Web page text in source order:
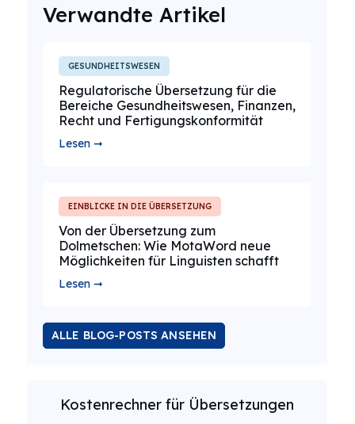
Verwandte Artikel
GESUNDHEITSWESEN
Regulatorische Übersetzung für die
Bereiche Gesundheitswesen, Finanzen,
Recht und Fertigungskonformität
Lesen ➞
EINBLICKE IN DIE ÜBERSETZUNG
Von der Übersetzung zum
Dolmetschen: Wie MotaWord neue
Möglichkeiten für Linguisten schafft
Lesen ➞
ALLE BLOG-POSTS ANSEHEN
Kostenrechner für Übersetzungen